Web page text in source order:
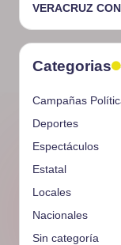
VERACRUZ
Categorias
Campañas
Deportes
Espectáculos
Estatal
Locales
Nacionales
Sin categoría